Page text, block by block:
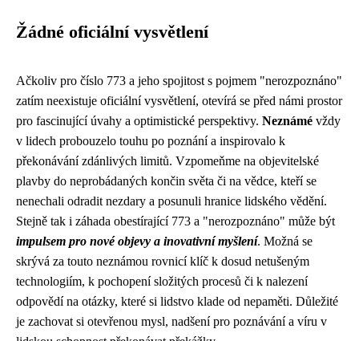
Žádné oficiální vysvětlení
Ačkoliv pro číslo 773 a jeho spojitost s pojmem "nerozpoznáno"
zatím neexistuje oficiální vysvětlení, otevírá se před námi prostor
pro fascinující úvahy a optimistické perspektivy. Neznámé vždy
v lidech probouzelo touhu po poznání a inspirovalo k
překonávání zdánlivých limitů. Vzpomeňme na objevitelské
plavby do neprobádaných končin světa či na vědce, kteří se
nenechali odradit nezdary a posunuli hranice lidského vědění.
Stejně tak i záhada obestírající 773 a "nerozpoznáno" může být
impulsem pro nové objevy a inovativní myšlení. Možná se
skrývá za touto neznámou rovnicí klíč k dosud netušeným
technologiím, k pochopení složitých procesů či k nalezení
odpovědí na otázky, které si lidstvo klade od nepaměti. Důležité
je zachovat si otevřenou mysl, nadšení pro poznávání a víru v